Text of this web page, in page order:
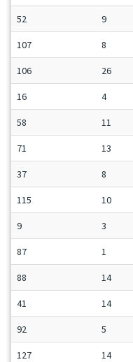
52 9
107 8
106 26
16 4
58 11
71 13
37 8
115 10
9 3
87 1
88 14
41 14
92 5
127 14